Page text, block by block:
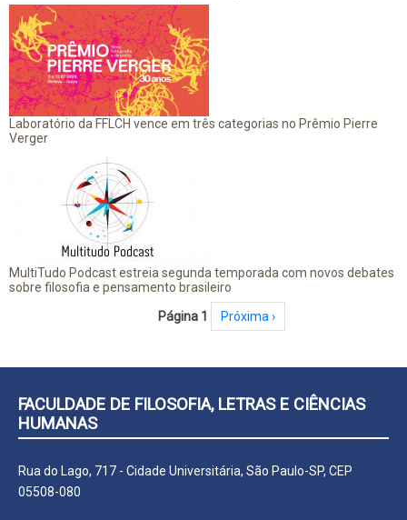
Laboratório da FFLCH vence em três categorias no Prêmio Pierre
Verger
MultiTudo Podcast estreia segunda temporada com novos debates
sobre filosofia e pensamento brasileiro
Página 1 Próxima página
Próxima ›
FACULDADE DE FILOSOFIA, LETRAS E CIÊNCIAS
HUMANAS
Rua do Lago, 717 - Cidade Universitária, São Paulo-SP, CEP
05508-080